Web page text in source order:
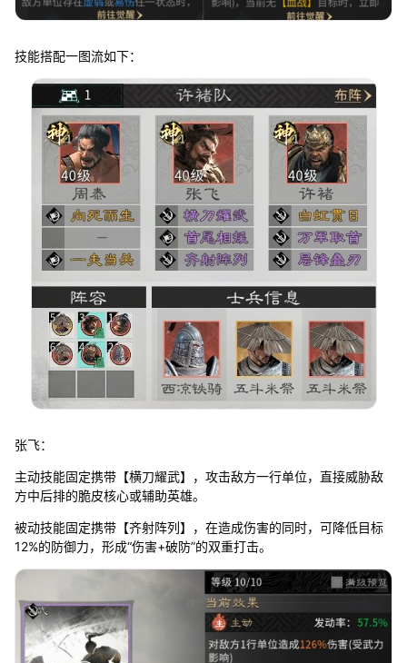
技能搭配一图流如下：
张飞：
主动技能固定携带【横刀耀武】，攻击敌方一行单位，直接威胁敌
方中后排的脆皮核心或辅助英雄。
被动技能固定携带【齐射阵列】，在造成伤害的同时，可降低目标
12%的防御力，形成“伤害+破防”的双重打击。